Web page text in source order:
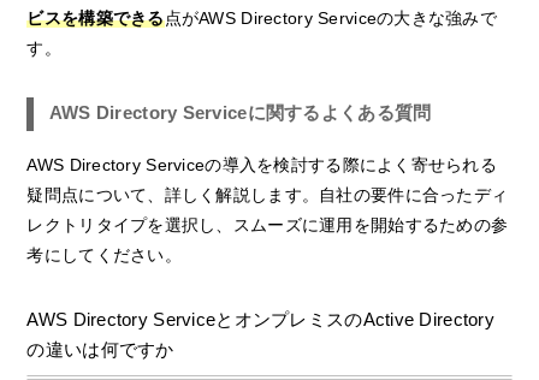
ビスを構築できる点がAWS Directory Serviceの大きな強みで
す。
AWS Directory Serviceに関するよくある質問
AWS Directory Serviceの導入を検討する際によく寄せられる
疑問点について、詳しく解説します。自社の要件に合ったディ
レクトリタイプを選択し、スムーズに運用を開始するための参
考にしてください。
AWS Directory ServiceとオンプレミスのActive Directory
の違いは何ですか